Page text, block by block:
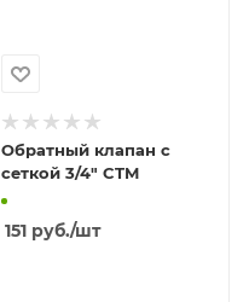
Обратный клапан с
сеткой 3/4" CTM
151руб./шт